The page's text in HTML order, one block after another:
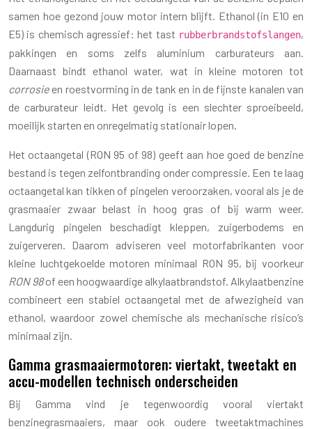
samen hoe gezond jouw motor intern blijft. Ethanol (in E10 en
E5) is chemisch agressief: het tast rubberbrandstofslangen,
pakkingen en soms zelfs aluminium carburateurs aan.
Daarnaast bindt ethanol water, wat in kleine motoren tot
corrosieen roestvorming in de tank en in de fijnste kanalen van
de carburateur leidt. Het gevolg is een slechter sproeibeeld,
moeilijk starten en onregelmatig stationair lopen.
Het octaangetal (RON 95 of 98) geeft aan hoe goed de benzine
bestand is tegen zelfontbranding onder compressie. Een te laag
octaangetal kan tikken of pingelen veroorzaken, vooral als je de
grasmaaier zwaar belast in hoog gras of bij warm weer.
Langdurig pingelen beschadigt kleppen, zuigerbodems en
zuigerveren. Daarom adviseren veel motorfabrikanten voor
kleine luchtgekoelde motoren minimaal RON 95, bij voorkeur
RON 98of een hoogwaardige alkylaatbrandstof. Alkylaatbenzine
combineert een stabiel octaangetal met de afwezigheid van
ethanol, waardoor zowel chemische als mechanische risico’s
minimaal zijn.
Gamma grasmaaiermotoren: viertakt, tweetakt en
accu-modellen technisch onderscheiden
Bij Gamma vind je tegenwoordig vooral viertakt
benzinegrasmaaiers, maar ook oudere tweetaktmachines